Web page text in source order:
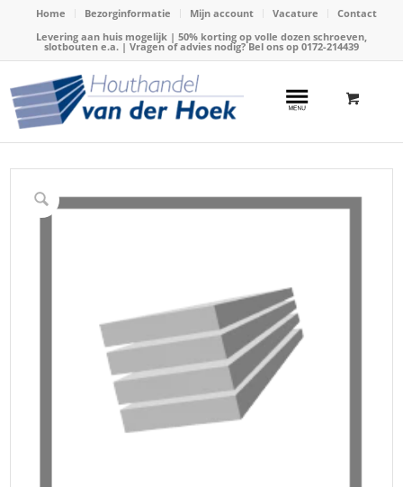
Home Bezorginformatie Mijn account Vacature
Contact
Levering aan huis mogelijk | 50% korting op volle dozen schroeven,
slotbouten e.a. | Vragen of advies nodig? Bel ons op 0172-214439
Home / Webshop / Overige producten /
Schapengaas th. verzinkt licht 9/18x 100cm x 50m, 1.95/2.45